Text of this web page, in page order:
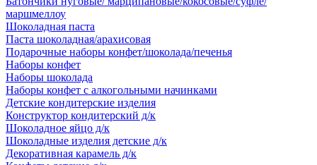
маршмеллоу
Шоколадная паста
Паста шоколадная/арахисовая
Подарочные наборы конфет/шоколада/печенья
Наборы конфет
Наборы шоколада
Наборы конфет с алкогольными начинками
Детские кондитерские изделия
Конструктор кондитерский д/к
Шоколадное яйцо д/к
Шоколадные изделия детские д/к
Декоративная карамель д/к